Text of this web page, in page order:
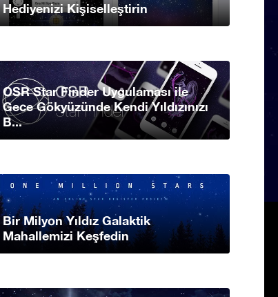
Hediyenizi Kişiselleştirin
OSR Star Finder Uygulaması ile
Gece Gökyüzünde Kendi Yıldızınızı
B...
Bir Milyon Yıldız Galaktik
Mahallemizi Keşfedin